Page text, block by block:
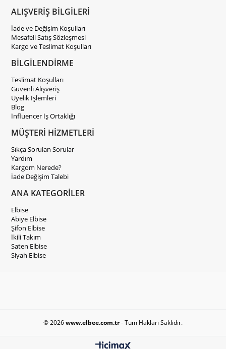
ALIŞVERİŞ BİLGİLERİ
İade ve Değişim Koşulları
Mesafeli Satış Sözleşmesi
Kargo ve Teslimat Koşulları
BİLGİLENDİRME
Teslimat Koşulları
Güvenli Alışveriş
Üyelik İşlemleri
Blog
İnfluencer İş Ortaklığı
MÜŞTERİ HİZMETLERİ
Sıkça Sorulan Sorular
Yardım
Kargom Nerede?
İade Değişim Talebi
ANA KATEGORİLER
Elbise
Abiye Elbise
Şifon Elbise
İkili Takım
Saten Elbise
Siyah Elbise
© 2026www.elbee.com.tr- Tüm Hakları Saklıdır.